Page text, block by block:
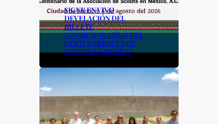
SIGUE EN VIVO
DEVELACIÓN DEL
BILLETE
CONMEMORATIVO DEL
CENTENARIO DE LOS
SCOUTS EN MÉXICO